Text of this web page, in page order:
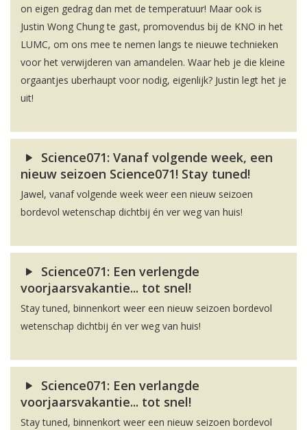
on eigen gedrag dan met de temperatuur! Maar ook is
Justin Wong Chung te gast, promovendus bij de KNO in het
LUMC, om ons mee te nemen langs te nieuwe technieken
voor het verwijderen van amandelen. Waar heb je die kleine
orgaantjes uberhaupt voor nodig, eigenlijk? Justin legt het je
uit!
Science071: Vanaf volgende week, een
nieuw seizoen Science071! Stay tuned!
Jawel, vanaf volgende week weer een nieuw seizoen
bordevol wetenschap dichtbij én ver weg van huis!
Science071: Een verlengde
voorjaarsvakantie... tot snel!
Stay tuned, binnenkort weer een nieuw seizoen bordevol
wetenschap dichtbij én ver weg van huis!
Science071: Een verlangde
voorjaarsvakantie... tot snel!
Stay tuned, binnenkort weer een nieuw seizoen bordevol